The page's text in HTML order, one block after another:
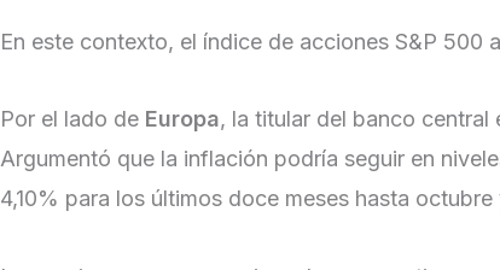
En este contexto, el índice de acciones S&P 500
Por el lado de Europa, la titular del banco
Argumentó que la inflación podría seguir en
4,10% para los últimos doce meses hasta